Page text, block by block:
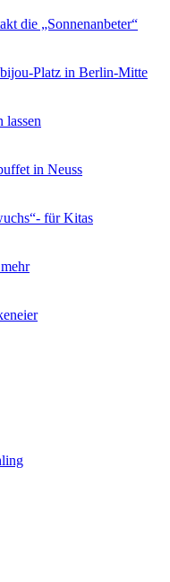
die „Sonnenanbeter“
Platz in Berlin-Mitte
lassen
in Neuss
für Kitas